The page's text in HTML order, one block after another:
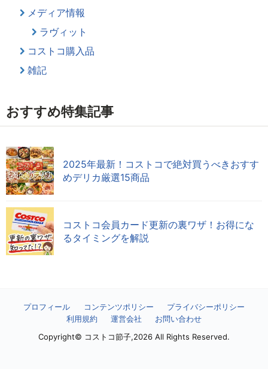
メディア情報
ラヴィット
コストコ購入品
雑記
おすすめ特集記事
2025年最新！コストコで絶対買うべきおすす
めデリカ厳選15商品
コストコ会員カード更新の裏ワザ！お得にな
るタイミングを解説
プロフィール コンテンツポリシー
プライバシーポリシー
利用規約
運営会社
お問い合わせ
Copyright© コストコ節子,2026 All Rights Reserved.